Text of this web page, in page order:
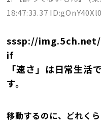
18:47:33.37
sssp://
if
「速さ」は日常生活
す。
移動するのに、どれく